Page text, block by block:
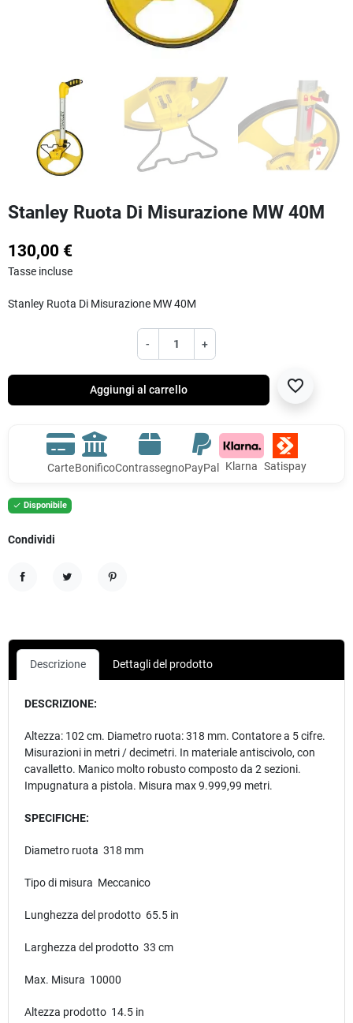
Stanley Ruota Di Misurazione MW 40M
130,00 €
Tasse incluse
Stanley Ruota Di Misurazione MW 40M
- +
Aggiungi al carrello favorite_border
CarteBonificoContrassegnoPayPal Klarna Satispay
 Disponibile
Condividi
Descrizione Dettagli del prodotto
DESCRIZIONE:
Altezza: 102 cm. Diametro ruota: 318 mm. Contatore a 5 cifre.
Misurazioni in metri / decimetri. In materiale antiscivolo, con
cavalletto. Manico molto robusto composto da 2 sezioni.
Impugnatura a pistola. Misura max 9.999,99 metri.
SPECIFICHE:
Diametro ruota 318 mm
Tipo di misura Meccanico
Lunghezza del prodotto 65.5 in
Larghezza del prodotto 33 cm
Max. Misura 10000
Altezza prodotto 14.5 in